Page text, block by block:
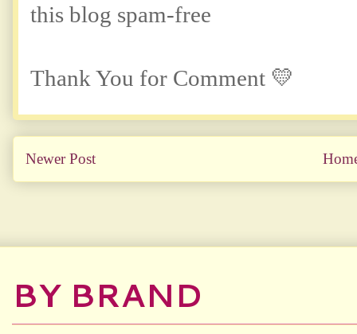
this blog spam-free
Thank You for Comment 💛
Newer Post
BY BRAND